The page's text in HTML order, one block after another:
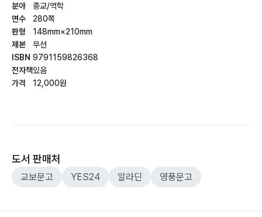
분야
면수
판형
제본
ISBN
전자책
가격
종교/역학
280쪽
148mm×210mm
무선
9791159826368
있음
12,000원
도서 판매처
교보문고 YES24 알라딘 영풍문고